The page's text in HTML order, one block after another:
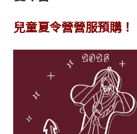
兒童夏令營營服預購！